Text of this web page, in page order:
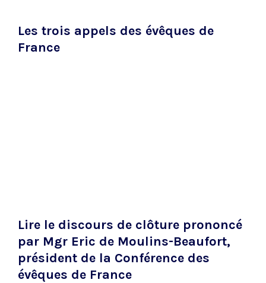
Les trois appels des évêques de
France
Lire le discours de clôture prononcé
par Mgr Eric de Moulins-Beaufort,
président de la Conférence des
évêques de France